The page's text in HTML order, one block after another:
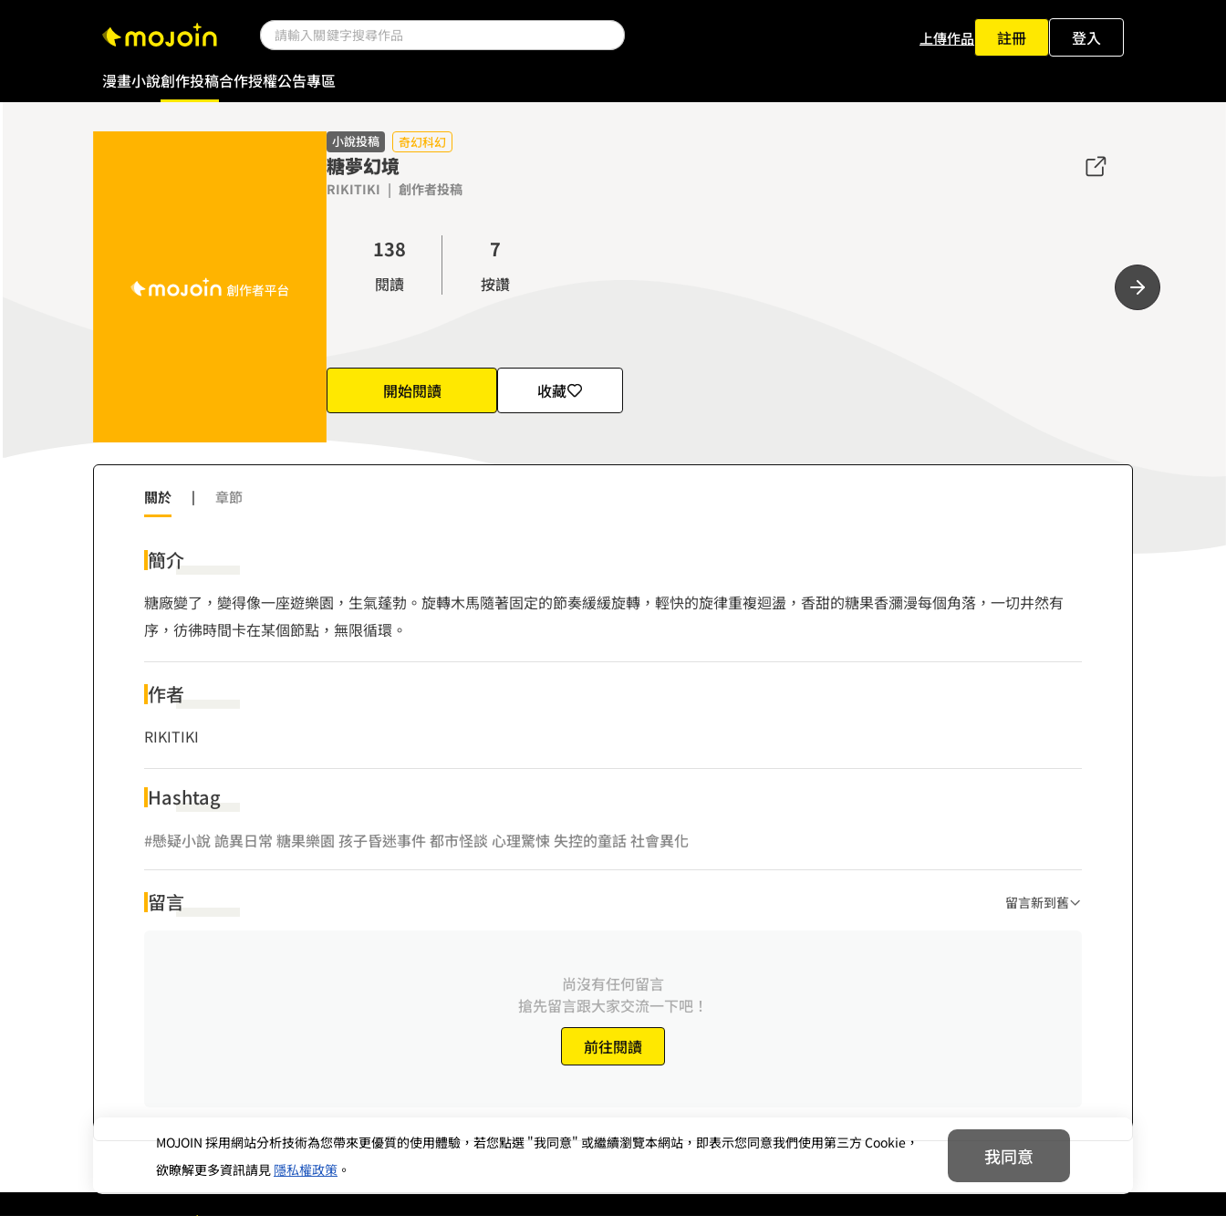
上傳作品 註冊
登入
漫畫小說創作投稿合作授權公告專區
小說投稿 奇幻科幻
糖夢幻境
RIKITIKI | 創作者投稿
1
2
7
9
0
1
3
4
8
9
0
1
4
5
6
8
9
閱讀
0
7
8
按讚
開始閱讀 收藏
關於 | 章節
簡介
糖廠變了，變得像一座遊樂園，生氣蓬勃。旋轉木馬隨著固定的節奏緩緩旋轉，輕快的旋律重複迴盪，香甜的糖果香瀰漫每個角落，一切井然有
序，彷彿時間卡在某個節點，無限循環。
作者
RIKITIKI
Hashtag
#懸疑小說 詭異日常 糖果樂園 孩子昏迷事件 都市怪談 心理驚悚 失控的童話 社會異化
留言 留言新到舊
尚沒有任何留言
搶先留言跟大家交流一下吧！
前往閱讀
MOJOIN採用網站分析技術為您帶來更優質的使用體驗，若您點選 "我同意" 或繼續瀏覽本網站，即表示您同意我們使用第三方 Cookie，
欲瞭解更多資訊請見 隱私權政策 。
我同意